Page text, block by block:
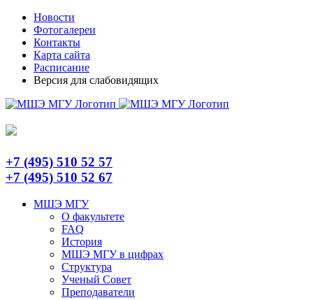
Skip
content
TelegramНовости
Фотогалереи
Контакты
Карта сайта
Расписание
Версия для слабовидящих
+7 (495) 510 52 57
+7 (495) 510 52 67
МШЭ МГУ
О факультете
FAQ
История
МШЭ МГУ в цифрах
Структура
Ученый Совет
Преподаватели